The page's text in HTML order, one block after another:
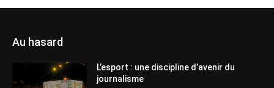
Au hasard
L’esport : une discipline d’avenir du
journalisme